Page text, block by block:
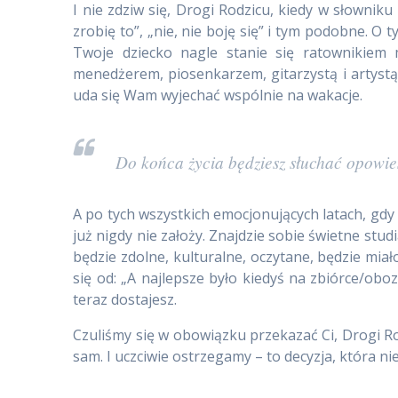
I nie zdziw się, Drogi Rodzicu, kiedy w
zrobię to”, „nie, nie boję się” i tym podobne. O
Twoje dziecko nagle stanie się ratownikiem
menedżerem, piosenkarzem, gitarzystą i
uda się Wam wyjechać wspólnie na wakacje.
Do końca życia będziesz słuchać
A po tych wszystkich emocjonujących latach,
już nigdy nie założy. Znajdzie sobie świetne
będzie zdolne, kulturalne, oczytane, będzie
się od: „A najlepsze było kiedyś na zbiórce/
teraz dostajesz.
Czuliśmy się w obowiązku przekazać Ci, Drogi
sam. I uczciwie ostrzegamy – to decyzja, która